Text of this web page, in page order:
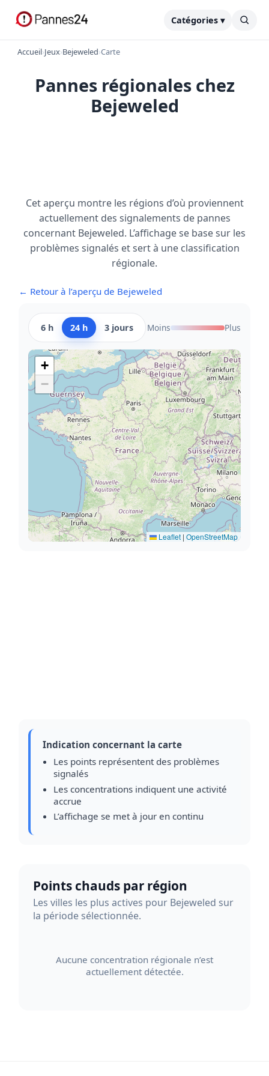
Catégories ▾
Accueil›Jeux›Bejeweled›Carte
Pannes régionales chez
Bejeweled
Cet aperçu montre les régions d’où proviennent
actuellement des signalements de pannes
concernant Bejeweled. L’affichage se base sur les
problèmes signalés et sert à une classification
régionale.
← Retour à l’aperçu de Bejeweled
6 h 24 h 3 jours Moins Plus
+
−
Leaflet | OpenStreetMap
Indication concernant la carte
Les points représentent des problèmes
signalés
Les concentrations indiquent une activité
accrue
L’affichage se met à jour en continu
Points chauds par région
Les villes les plus actives pour Bejeweled sur
la période sélectionnée.
Aucune concentration régionale n’est
actuellement détectée.